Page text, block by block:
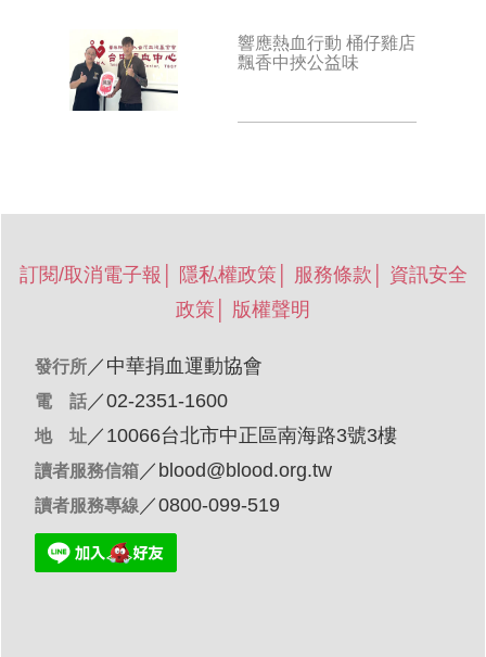
響應熱血行動 桶仔雞店
飄香中挾公益味
訂閱/取消電子報 隱私權政策 服務條款
資訊安全
政策
版權聲明
發行所 ／ 中華捐血運動協會
電 話 ／02-2351-1600
地 址 ／10066台北市中正區南海路3號3樓
讀者服務信箱 ／ blood@blood.org.tw
讀者服務專線 ／0800-099-519